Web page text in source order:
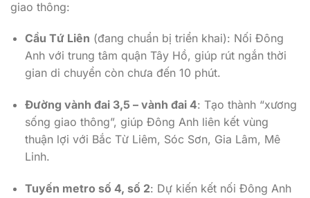
giao thông:
Cầu Tứ Liên (đang chuẩn bị triển khai): Nối Đông
Anh với trung tâm quận Tây Hồ, giúp rút ngắn thời
gian di chuyển còn chưa đến 10 phút.
Đường vành đai 3,5 – vành đai 4: Tạo thành “xương
sống giao thông”, giúp Đông Anh liên kết vùng
thuận lợi với Bắc Từ Liêm, Sóc Sơn, Gia Lâm, Mê
Linh.
Tuyến metro số 4, số 2: Dự kiến kết nối Đông Anh